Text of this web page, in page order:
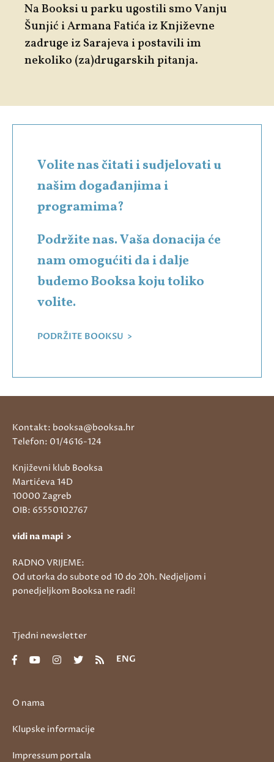
Na Booksi u parku ugostili smo Vanju
Šunjić i Armana Fatića iz Književne
zadruge iz Sarajeva i postavili im
nekoliko (za)drugarskih pitanja.
Volite nas čitati i sudjelovati u
našim događanjima i
programima?
Podržite nas. Vaša donacija će
nam omogućiti da i dalje
budemo Booksa koju toliko
volite.
PODRŽITE BOOKSU >
O nama
Klupske informacije
Impressum portala
Kontakt: booksa@booksa.hr
Telefon: 01/4616-124
Književni klub Booksa
Martićeva 14D
10000 Zagreb
OIB: 65550102767
vidi na mapi >
RADNO VRIJEME:
Od utorka do subote od 10 do 20h. Nedjeljom i
ponedjeljkom Booksa ne radi!
Tjedni newsletter
ENG